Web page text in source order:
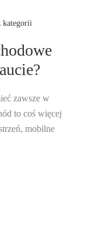
kategorii
zawsze w
to coś więcej
mobilne